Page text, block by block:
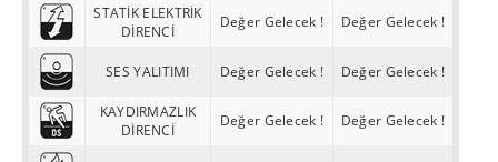
STATİK ELEKTRİK
DİRENCİ
Değer Gelecek ! Değer Gelecek !
SES YALITIMI Değer Gelecek ! Değer Gelecek !
KAYDIRMAZLIK
DİRENCİ
Değer Gelecek ! Değer Gelecek !